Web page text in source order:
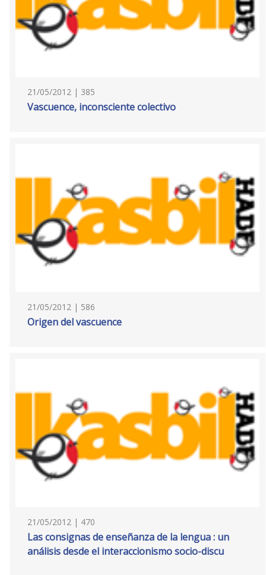
21/05/2012 | 385
Vascuence, inconsciente colectivo
21/05/2012 | 586
Origen del vascuence
21/05/2012 | 470
Las consignas de enseñanza de la lengua : un
análisis desde el interaccionismo socio-discu